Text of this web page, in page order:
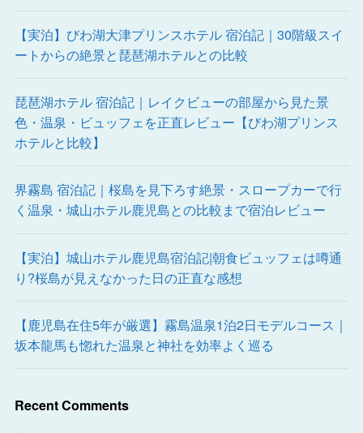
【実泊】びわ湖大津プリンスホテル 宿泊記｜30階級スイ
ートからの絶景と琵琶湖ホテルとの比較
琵琶湖ホテル 宿泊記｜レイクビューの部屋から見た景
色・温泉・ビュッフェを正直レビュー【びわ湖プリンス
ホテルと比較】
界霧島 宿泊記｜桜島を見下ろす絶景・スロープカーで行
く温泉・城山ホテル鹿児島との比較まで宿泊レビュー
【実泊】城山ホテル鹿児島宿泊記|朝食ビュッフェは噂通
り?桜島が見えなかった日の正直な感想
【鹿児島在住5年が厳選】霧島温泉1泊2日モデルコース｜
坂本龍馬も惚れた温泉と神社を効率よく巡る
Recent Comments